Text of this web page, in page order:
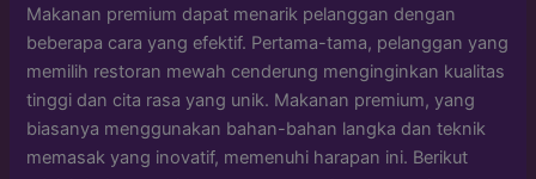
Makanan premium dapat menarik pelanggan dengan
beberapa cara yang efektif. Pertama-tama, pelanggan yang
memilih restoran mewah cenderung menginginkan kualitas
tinggi dan cita rasa yang unik. Makanan premium, yang
biasanya menggunakan bahan-bahan langka dan teknik
memasak yang inovatif, memenuhi harapan ini. Berikut